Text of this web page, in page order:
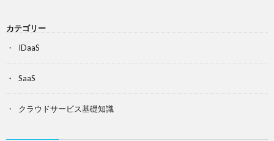
カテゴリー
IDaaS
SaaS
クラウドサービス基礎知識